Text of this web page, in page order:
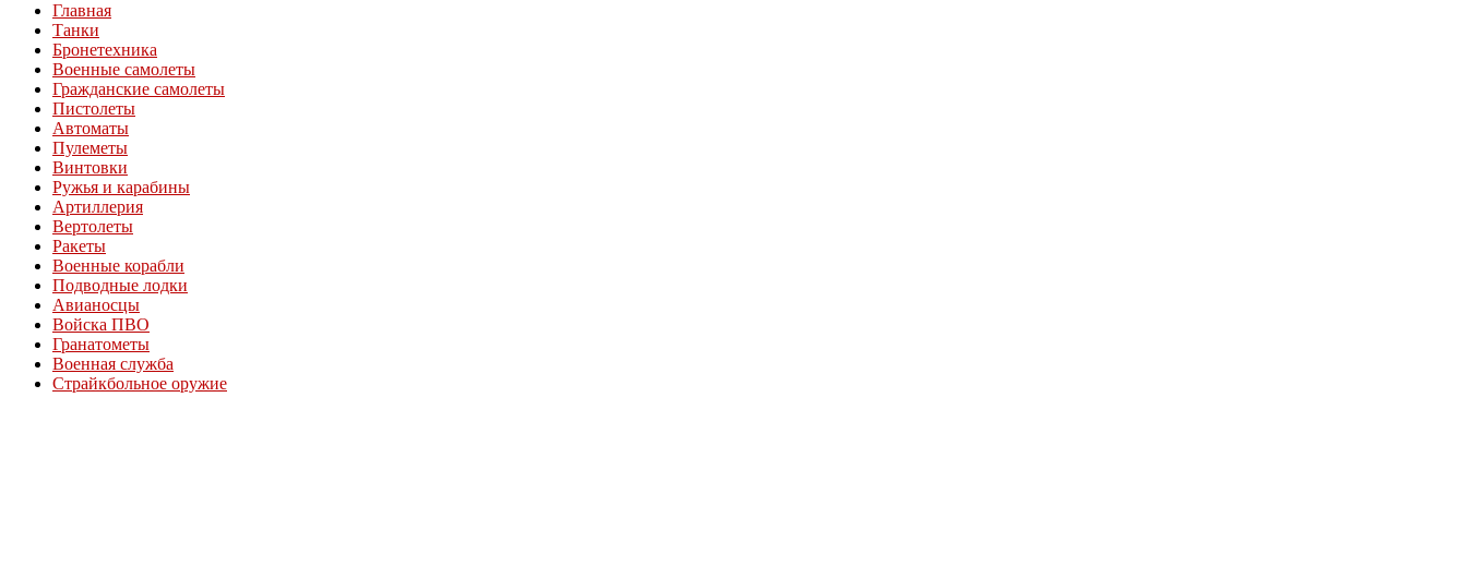
Главная
Танки
Бронетехника
Военные самолеты
Гражданские самолеты
Пистолеты
Автоматы
Пулеметы
Винтовки
Ружья и карабины
Артиллерия
Вертолеты
Ракеты
Военные корабли
Подводные лодки
Авианосцы
Войска ПВО
Гранатометы
Военная служба
Страйкбольное оружие